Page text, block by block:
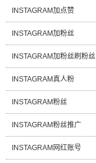
INSTAGRAM加点赞
INSTAGRAM加粉丝
INSTAGRAM加粉丝刷粉丝
INSTAGRAM真人粉
INSTAGRAM粉丝
INSTAGRAM粉丝推广
INSTAGRAM网红账号